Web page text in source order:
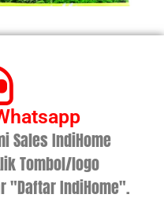
Sales IndiHome
Tombol/logo
"Daftar IndiHome".